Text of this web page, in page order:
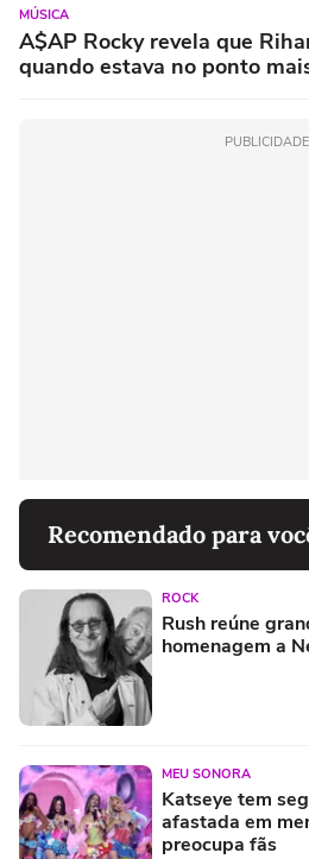
MÚSICA
A$AP Rocky revela que
quando estava no ponto
PUBLICIDADE
Recomendado para
ROCK
Rush reúne
homenagem a
MEU SONORA
Katseye tem
afastada em
preocupa fãs